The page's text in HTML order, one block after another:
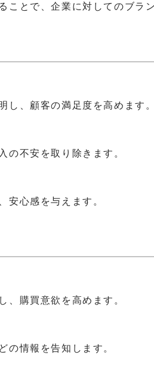
ことで、企業に対してのブラ
し、顧客の満足度を高めます。
の不安を取り除きます。
安心感を与えます。
、購買意欲を高めます。
の情報を告知します。